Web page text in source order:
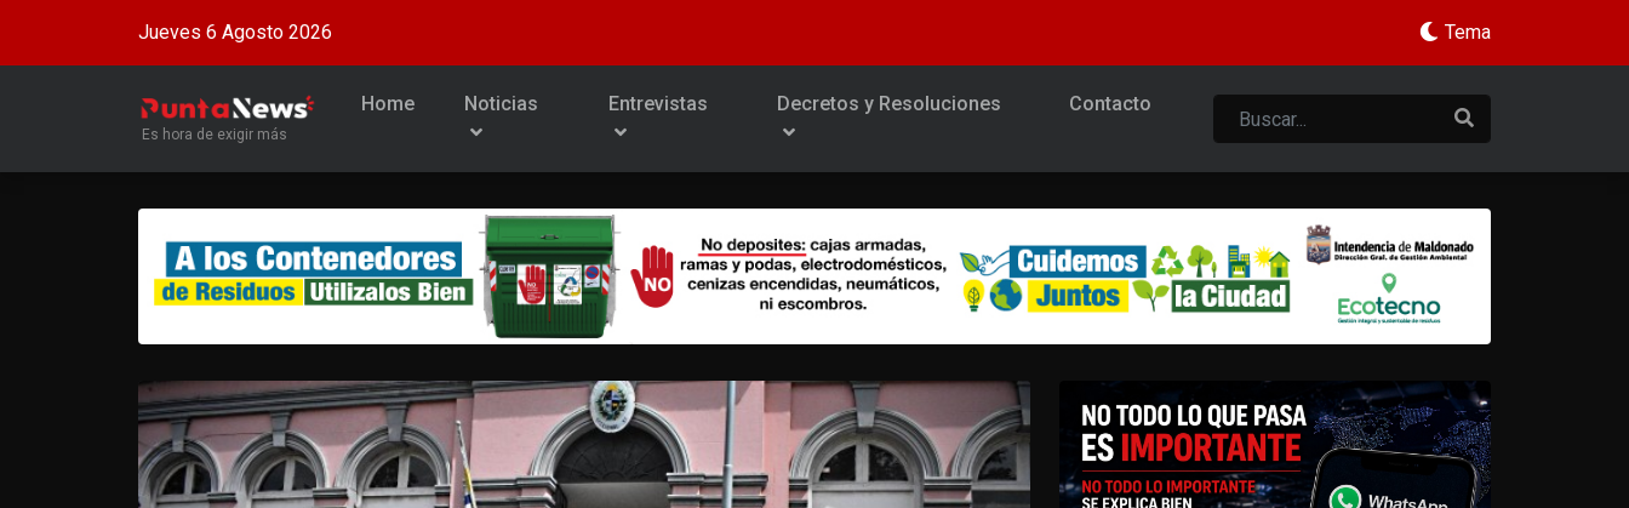
Jueves 6 Agosto 2026 Tema
Es hora de exigir más
Home Noticias Entrevistas Decretos y Resoluciones Contacto